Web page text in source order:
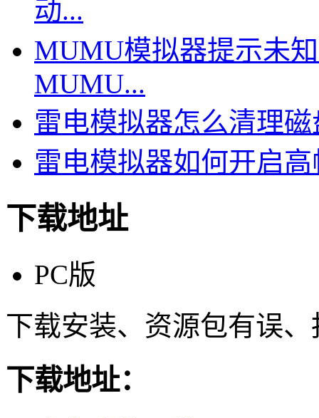
动...
MUMU模拟器提示未
MUMU...
雷电模拟器怎么清理
雷电模拟器如何开启
下载地址
PC版
下载安装、资源包有误
下载地址：